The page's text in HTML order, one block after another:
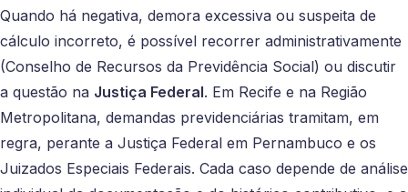
Quando há negativa, demora excessiva ou suspeita de
cálculo incorreto, é possível recorrer administrativamente
(Conselho de Recursos da Previdência Social) ou discutir
a questão na Justiça Federal. Em Recife e na Região
Metropolitana, demandas previdenciárias tramitam, em
regra, perante a Justiça Federal em Pernambuco e os
Juizados Especiais Federais. Cada caso depende de análise